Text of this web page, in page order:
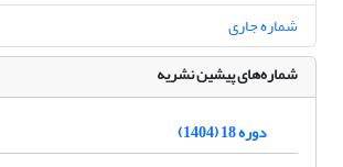
شماره جاری
شماره‌های پیشین نشریه
دوره 18 (1404)